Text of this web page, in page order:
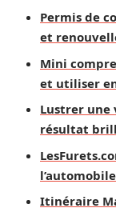
Permis de
et
Mini
et utiliser
Lustrer une
résultat
l’automobile
Itinéraire